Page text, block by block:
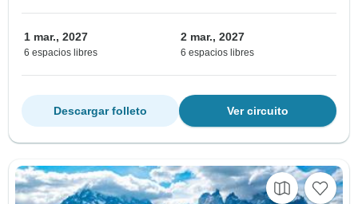
1 mar., 2027
6 espacios libres
2 mar., 2027
6 espacios libres
Ver circuito
Descargar folleto